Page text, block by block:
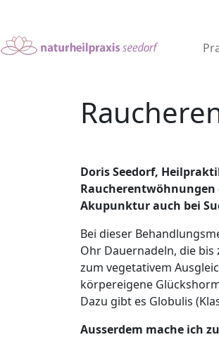
Doris Seedorf,
Raucherentwöhnungen
Akupunktur auch bei
Bei dieser
Ohr Dauernadeln, die
zum vegetativem
körpereigene
Dazu gibt es Globulis
Ausserdem mache ich